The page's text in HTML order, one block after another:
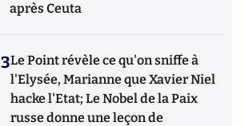
après Ceuta
3Le Point révèle ce qu'on sniffe à
l'Elysée, Marianne que Xavier Niel
hacke l'Etat; Le Nobel de la Paix
russe donne une leçon de